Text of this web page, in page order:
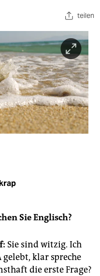
teilen
Sie Englisch?
Sie sind witzig. Ich
gelebt, klar spreche
die erste Frage?